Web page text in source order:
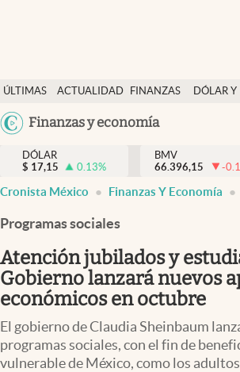
ÚLTIMAS
NOTICIAS
ACTUALIDAD
FINANZAS
DÓLAR Y
Finanzas y economía
Actualidad
Finanzas y economía
Dólar y mercados
Pc y celular
Vida y estilo
Tv
Clima
DÓLAR
$ 17,15 0.13%
BMV
66.396,15
-
Cronista México Finanzas Y Economía
Programas sociales
Atención jubilados y
Gobierno lanzará nuevos
económicos en octubre
El gobierno de Claudia Sheinbaum
programas sociales, con el fin de
vulnerable de México, como los